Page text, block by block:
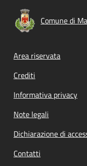
Comune di
Footer menu
Area riservata
Crediti
Informativa privacy
Note legali
Dichiarazione di
Contatti